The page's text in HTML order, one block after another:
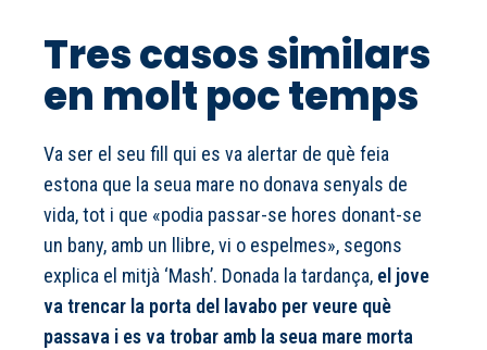
Tres casos similars
en molt poc temps
Va ser el seu fill qui es va alertar de què feia
estona que la seua mare no donava senyals de
vida, tot i que «podia passar-se hores donant-se
un bany, amb un llibre, vi o espelmes», segons
explica el mitjà ‘Mash’. Donada la tardança, el jove
va trencar la porta del lavabo per veure què
passava i es va trobar amb la seua mare morta